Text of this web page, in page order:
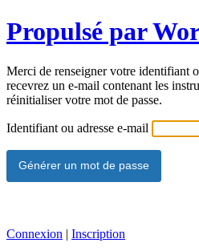
Propulsé par
Merci de renseigner votre identifiant
recevrez un e-mail contenant les
réinitialiser votre mot de passe.
Identifiant ou adresse e-mail
Connexion | Inscription